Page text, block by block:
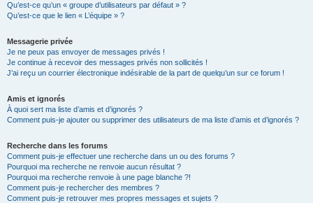
Qu’est-ce qu’un « groupe d’utilisateurs par défaut » ?
Qu’est-ce que le lien « L’équipe » ?
Messagerie privée
Je ne peux pas envoyer de messages privés !
Je continue à recevoir des messages privés non sollicités !
J’ai reçu un courrier électronique indésirable de la part de quelqu’un sur ce forum !
Amis et ignorés
À quoi sert ma liste d’amis et d’ignorés ?
Comment puis-je ajouter ou supprimer des utilisateurs de ma liste d’amis et d’ignorés ?
Recherche dans les forums
Comment puis-je effectuer une recherche dans un ou des forums ?
Pourquoi ma recherche ne renvoie aucun résultat ?
Pourquoi ma recherche renvoie à une page blanche ?!
Comment puis-je rechercher des membres ?
Comment puis-je retrouver mes propres messages et sujets ?